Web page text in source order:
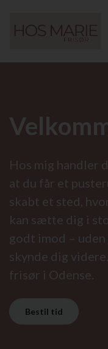
Hos mig handler
at du får et
skabt et sted,
kan sætte dig i
godt imod –
skynde dig
frisør i Odense.
Bestil tid